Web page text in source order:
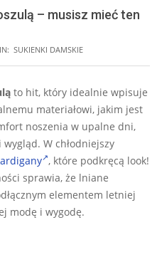
– musisz mieć ten
IN: SUKIENKI DAMSKIE
to hit, który idealnie wpisuje
materiałowi, jakim jest
noszenia w upalne dni,
W chłodniejszy
, które podkręcą look!
sprawia, że lniane
elementem letniej
modę i wygodę.